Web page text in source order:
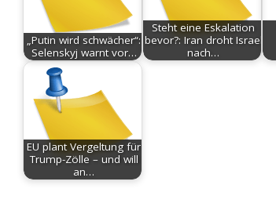
„Putin wird schwächer“:
Selenskyj warnt vor…
Steht eine Eskalation
bevor?: Iran droht Israel
nach…
EU plant Vergeltung für
Trump-Zölle – und will
an…